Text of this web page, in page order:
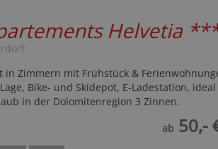
Helvetia
in Zimmern mit Frühstück &
Bike- und Skidepot, E-Ladestation,
in der Dolomitenregion 3 Zinnen.
ab50,-